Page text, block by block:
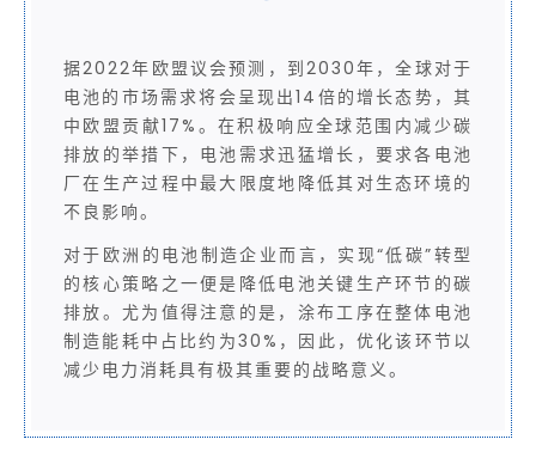
据2022年欧盟议会预测，到2030年，全球对于
电池的市场需求将会呈现出14倍的增长态势，其
中欧盟贡献17%。在积极响应全球范围内减少碳
排放的举措下，电池需求迅猛增长，要求各电池
厂在生产过程中最大限度地降低其对生态环境的
不良影响。
对于欧洲的电池制造企业而言，实现“低碳”转型
的核心策略之一便是降低电池关键生产环节的碳
排放。尤为值得注意的是，涂布工序在整体电池
制造能耗中占比约为30%，因此，优化该环节以
减少电力消耗具有极其重要的战略意义。